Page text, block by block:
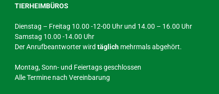
TIERHEIMBÜROS
Dienstag – Freitag 10.00 -12-00 Uhr und 14.00 – 16.00 Uhr
Samstag 10.00 -14.00 Uhr
Der Anrufbeantworter wird täglich mehrmals abgehört.
Montag, Sonn- und Feiertags geschlossen
Alle Termine nach Vereinbarung